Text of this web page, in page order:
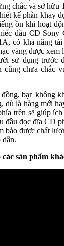
chắc và sở hữu
kế phần khay
ồn khi hoạt
đầu CD Sony
có khả năng tái
vàng được xem
sử dụng trước
cũng chưa chắc
bạn không
dù là hàng mới
trên sẽ giúp
đầu đọc đĩa CD
bảo được chất
dẫn.
sản phẩm